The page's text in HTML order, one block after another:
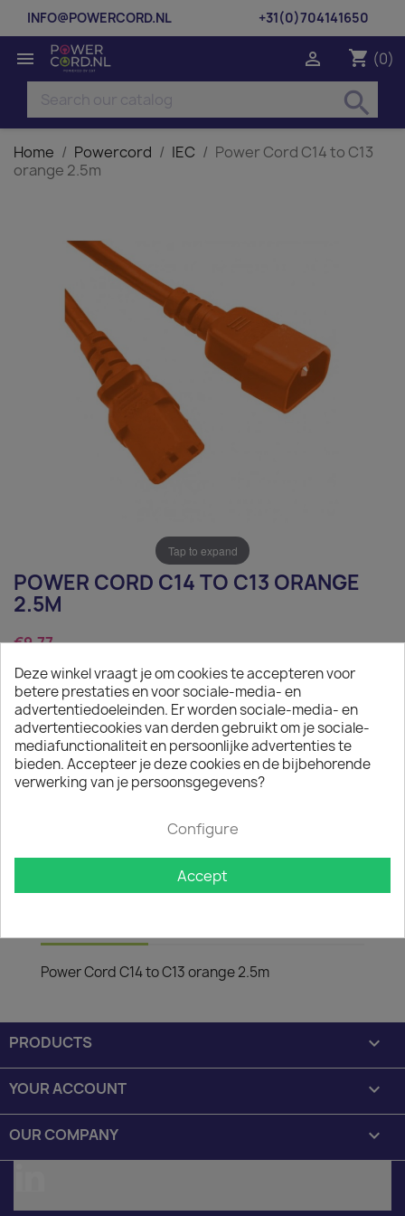
INFO@POWERCORD.NL +31(0)704141650
 shopping_cart (0)

search
Home Powercord IEC
Power Cord C14 to C13
orange 2.5m
Tap to expand
POWER CORD C14 TO C13 ORANGE
2.5M
€9.77
Tax excluded
Power Cord C14 to C13 orange 2.5m
Quantity
 ADD TO CART
The minimum purchase order quantity for the product is
50.
Power Cord C14 to C13 orange 2.5m
PRODUCTS 
YOUR ACCOUNT 
OUR COMPANY 
Deze winkel vraagt je om cookies te accepteren voor
betere prestaties en voor sociale-media- en
advertentiedoeleinden. Er worden sociale-media- en
advertentiecookies van derden gebruikt om je sociale-
mediafunctionaliteit en persoonlijke advertenties te
bieden. Accepteer je deze cookies en de bijbehorende
verwerking van je persoonsgegevens?
Configure
Accept